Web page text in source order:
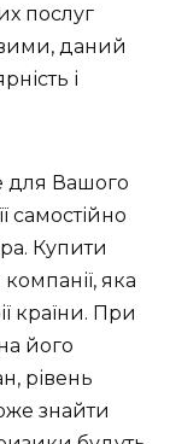
послуг
даний
і
для Вашого
самостійно
Купити
яка
країни. При
його
рівень
знайти